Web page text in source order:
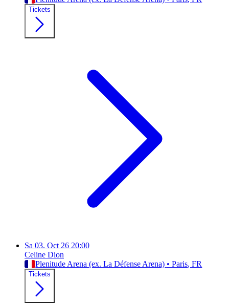
Tickets
Sa 03. Oct 26 20:00
Celine Dion
Plenitude Arena (ex. La Défense Arena) • Paris, FR
Tickets